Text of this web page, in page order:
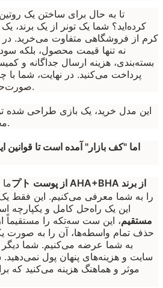
تا به حال برای ساختن یک
کرده‌اید؟ شما یک تونر از یک برند،
کرم از فروشگاهی متفاوت می‌خرید. در
نه تنها قیمت محصول، بلکه
بسته‌بندی، هزینه ارسال جداگانه و
پرداخت می‌کنید. در نهایت، شما
صورت‌حساب نجومی تنها می‌مانید.
این مدل خرید، یک بازی طراحی شده
مجبور به پرداخت بیشتر کند.
اما "کف بازار" آمده است تا قوانین
ما
را به شما معرفی می‌کنیم. این فقط
این یک راه‌حل کامل و یکپارچه
مستقیم، این ست سه‌تکه را مستقیماً از
حذف تمام واسطه‌ها، آن را به صورت
به شما عرضه می‌کنیم. شما دیگر
سایت و هزینه‌های پنهان پول
موثر و هماهنگ هزینه می‌کنید که